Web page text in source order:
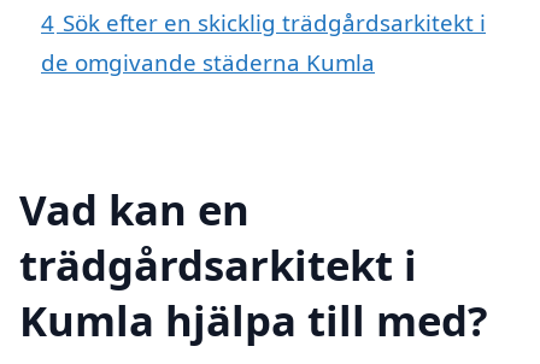
4 Sök efter en skicklig trädgårdsarkitekt i
de omgivande städerna Kumla
Vad kan en
trädgårdsarkitekt i
Kumla hjälpa till med?